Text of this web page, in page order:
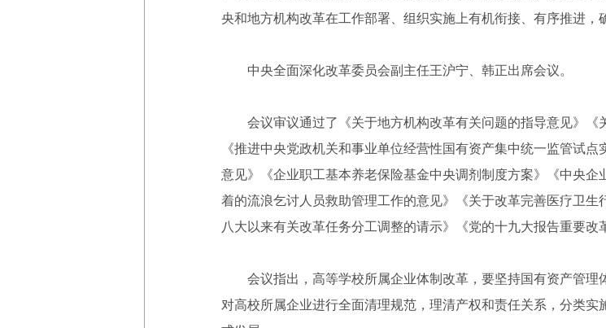
央和地方机构改革在工作部署、组织实施上有机衔接、有序推进，
中央全面深化改革委员会副主任王沪宁、韩正出席会议。
会议审议通过了《关于地方机构改革有关问题的指导意见》《
《推进中央党政机关和事业单位经营性国有资产集中统一监管试
意见》《企业职工基本养老保险基金中央调剂制度方案》《中央
着的流浪乞讨人员救助管理工作的意见》《关于改革完善医疗卫
八大以来有关改革任务分工调整的请示》《党的十九大报告重要
会议指出，高等学校所属企业体制改革，要坚持国有资产管理
对高校所属企业进行全面清理规范，理清产权和责任关系，分类